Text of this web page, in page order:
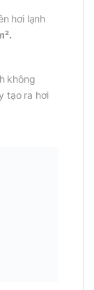
hơi lạnh
không
tạo ra hơi